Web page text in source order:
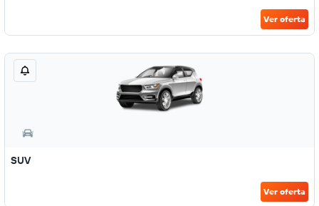
Ver oferta
SUV
Ver oferta